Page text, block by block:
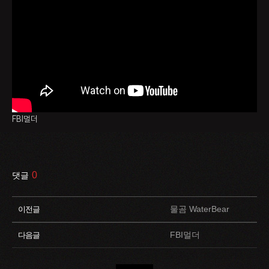
FBI멀더
댓글 0
이전글 물곰 WaterBear
다음글 FBI멀더